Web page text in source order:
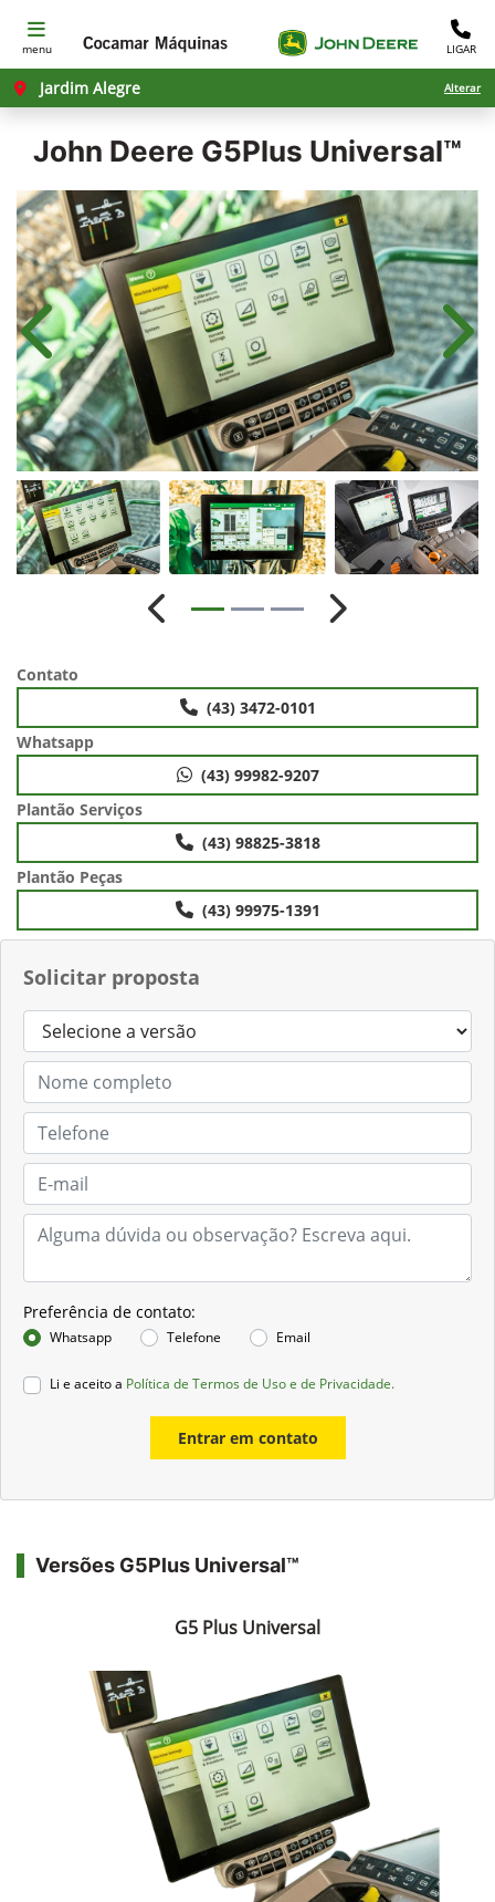
menu LIGAR
Jardim Alegre Alterar
John Deere G5Plus Universal™
Solicitar proposta
Preferência de contato:
Whatsapp Telefone Email
Li e aceito a Política de Termos de Uso e de Privacidade.
Entrar em contato
Anterior
Anterior Próximo
Contato
(43) 3472-0101
Whatsapp
(43) 99982-9207
Plantão Serviços
(43) 98825-3818
Plantão Peças
(43) 99975-1391
Versões G5Plus Universal™
G5 Plus Universal